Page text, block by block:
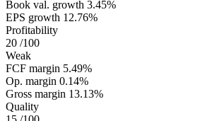
Book val. growth 3.45%
EPS growth 12.76%
Profitability
20 /100
Weak
FCF margin 5.49%
Op. margin 0.14%
Gross margin 13.13%
Quality